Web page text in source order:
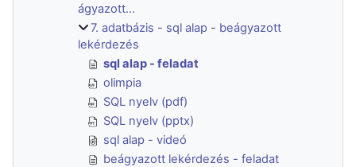
ágyazott...
7. adatbázis - sql alap - beágyazott
lekérdezés
sql alap - feladat
olimpia
SQL nyelv (pdf)
SQL nyelv (pptx)
sql alap - videó
beágyazott lekérdezés - feladat